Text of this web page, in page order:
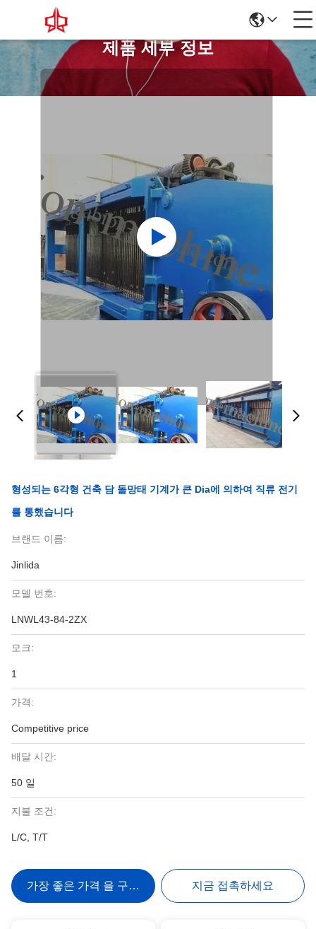
제품 세부 정보
형성되는 6각형 건축 담 돌망태 기계가 큰 Dia에 의하여 직류 전기
를 통했습니다
브랜드 이름:
Jinlida
모델 번호:
LNWL43-84-2ZX
모크:
1
가격:
Competitive price
배달 시간:
50 일
지불 조건:
L/C, T/T
가장 좋은 가격 을 구하라 지금 접촉하세요